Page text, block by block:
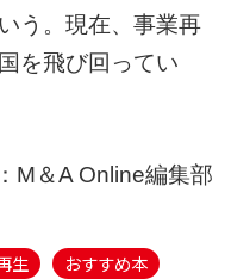
う。現在、事業再
を飛び回ってい
M＆A Online編集部
生
おすすめ本